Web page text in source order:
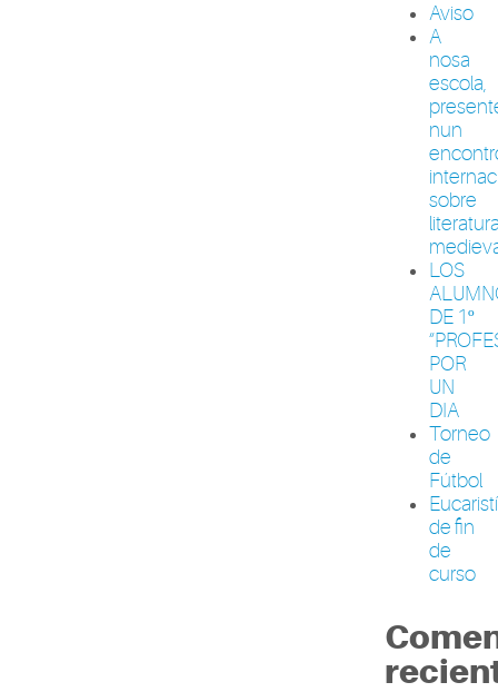
Aviso
A
nosa
escola,
nun
sobre
LOS
DE 1º
POR
UN
DIA
Torneo
de
Fútbol
de fin
de
curso